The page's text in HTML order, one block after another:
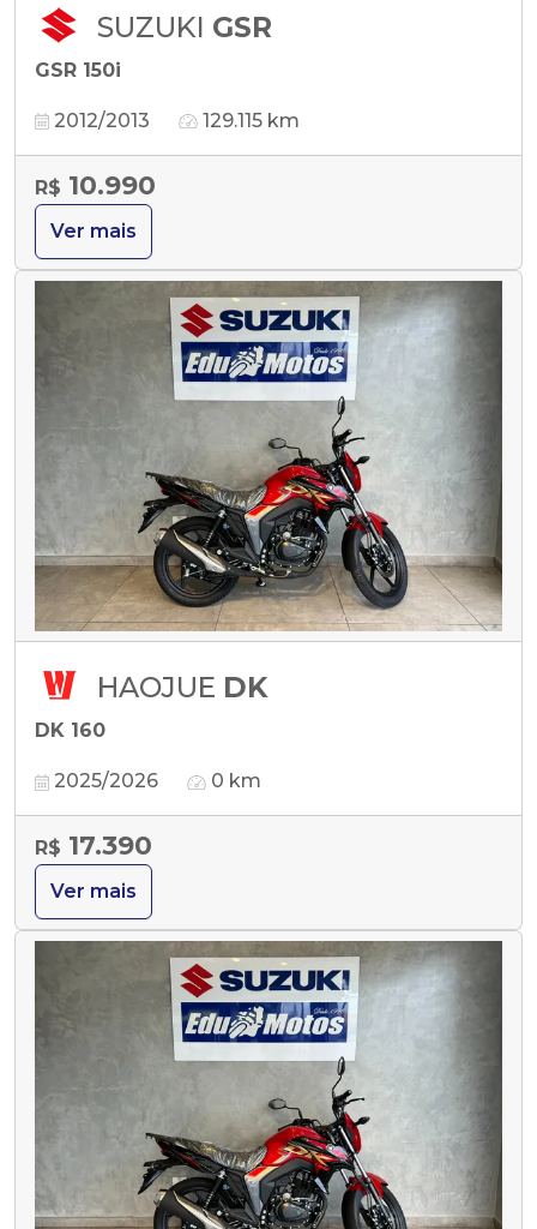
SUZUKI GSR
GSR 150i
2012/2013 129.115 km
R$ 10.990
Ver mais
HAOJUE DK
DK 160
2025/2026 0 km
R$ 17.390
Ver mais